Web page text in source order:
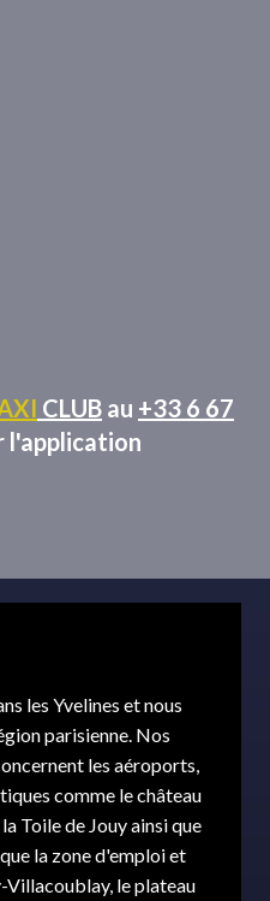
CLUB au +33 6 67
l'application
les Yvelines et nous
parisienne. Nos
les aéroports,
comme le château
Toile de Jouy ainsi que
la zone d'emploi et
le plateau